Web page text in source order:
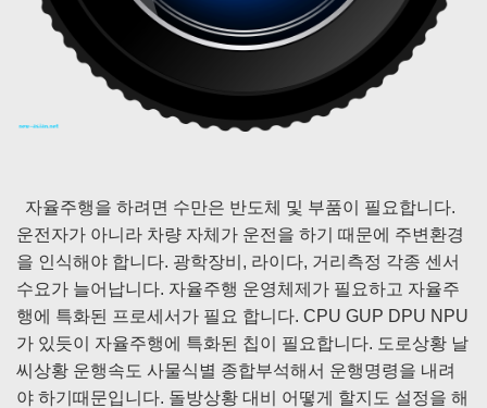
자율주행을 하려면 수만은 반도체 및 부품이 필요합니다.
운전자가 아니라 차량 자체가 운전을 하기 때문에 주변환경
을 인식해야 합니다. 광학장비, 라이다, 거리측정 각종 센서
수요가 늘어납니다. 자율주행 운영체제가 필요하고 자율주
행에 특화된 프로세서가 필요 합니다. CPU GUP DPU NPU
가 있듯이 자율주행에 특화된 칩이 필요합니다. 도로상황 날
씨상황 운행속도 사물식별 종합부석해서 운행명령을 내려
야 하기때문입니다. 돌방상황 대비 어떻게 할지도 설정을 해